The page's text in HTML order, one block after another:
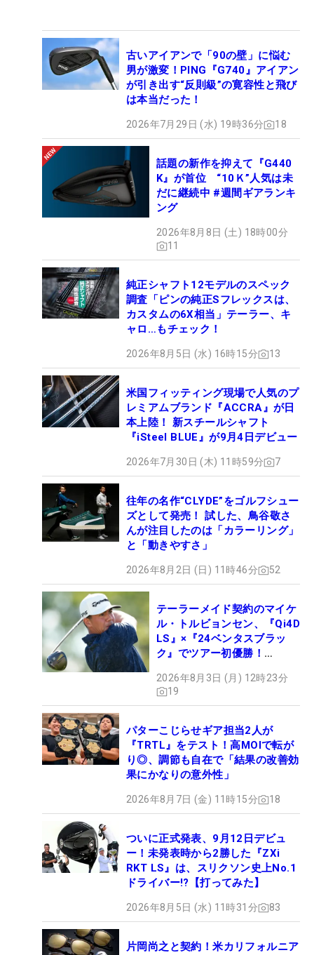
古いアイアンで「90の壁」に悩む
男が激変！PING『G740』アイアン
が引き出す“反則級”の寛容性と飛び
は本当だった！
2026年7月29日 (水) 19時36分 18
話題の新作を抑えて『G440
K』が首位 “10Ｋ”人気は未
だに継続中 #週間ギアランキ
ング
2026年8月8日 (土) 18時00分
11
純正シャフト12モデルのスペック
調査「ピンの純正Sフレックスは、
カスタムの6X相当」テーラー、キ
ャロ…もチェック！
2026年8月5日 (水) 16時15分 13
米国フィッティング現場で人気のプ
レミアムブランド『ACCRA』が日
本上陸！ 新スチールシャフト
『iSteel BLUE』が9月4日デビュー
2026年7月30日 (木) 11時59分 7
往年の名作“CLYDE”をゴルフシュー
ズとして発売！ 試した、鳥谷敬さ
んが注目したのは「カラーリング」
と「動きやすさ」
2026年8月2日 (日) 11時46分 52
テーラーメイド契約のマイケ
ル・トルビョンセン、『Qi4D
LS』×『24ベンタスブラッ
ク』でツアー初優勝！
2026年8月3日 (月) 12時23分
19
パターこじらせギア担当2人が
『TRTL』をテスト！高MOIで転が
り◎、調節も自在で「結果の改善効
果にかなりの意外性」
2026年8月7日 (金) 11時15分 18
ついに正式発表、9月12日デビュ
ー！未発表時から2勝した『ZXi
RKT LS』は、スリクソン史上No.1
ドライバー!?【打ってみた】
2026年8月5日 (水) 11時31分 83
片岡尚之と契約！米カリフォルニア